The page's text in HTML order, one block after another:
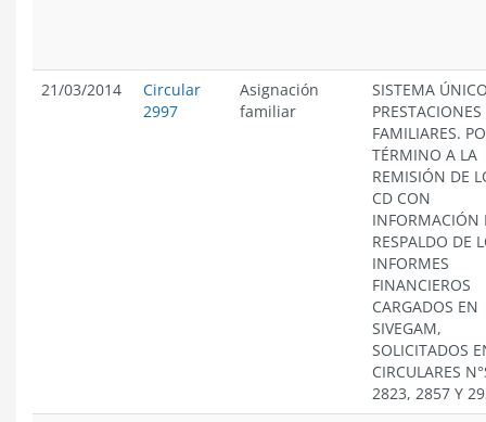
21/03/2014
Circular
2997
Asignación
familiar
SISTEMA
PRESTACIONES
FAMILIARES.
TÉRMINO A LA
REMISIÓN DE
CD CON
INFORMACIÓN
RESPALDO DE
INFORMES
FINANCIEROS
CARGADOS EN
SIVEGAM,
SOLICITADOS
CIRCULARES
2823, 2857 Y